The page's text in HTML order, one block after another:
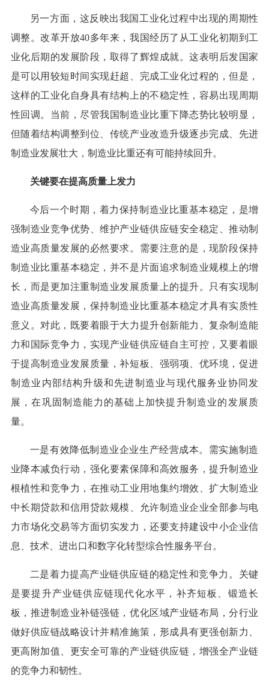
另一方面，这反映出我国工业化过程中出现的周期性
调整。改革开放40多年来，我国经历了从工业化初期到工
业化后期的发展阶段，取得了辉煌成就。这表明后发国家
是可以用较短时间实现赶超、完成工业化过程的，但是，
这样的工业化自身具有结构上的不稳定性，容易出现周期
性回调。当前，尽管我国制造业比重下降态势比较明显，
但随着结构调整到位、传统产业改造升级逐步完成、先进
制造业发展壮大，制造业比重还有可能持续回升。
关键要在提高质量上发力
今后一个时期，着力保持制造业比重基本稳定，是增
强制造业竞争优势、维护产业链供应链安全稳定、推动制
造业高质量发展的必然要求。需要注意的是，现阶段保持
制造业比重基本稳定，并不是片面追求制造业规模上的增
长，而是更加注重制造业发展质量上的提升。只有实现制
造业高质量发展，保持制造业比重基本稳定才具有实质性
意义。对此，既要着眼于大力提升创新能力、复杂制造能
力和国际竞争力，实现产业链供应链自主可控，又要着眼
于提高制造业发展质量，补短板、强弱项、优环境，促进
制造业内部结构升级和先进制造业与现代服务业协同发
展，在巩固制造能力的基础上加快提升制造业的发展质
量。
一是有效降低制造业企业生产经营成本。需实施制造
业降本减负行动，强化要素保障和高效服务，提升制造业
根植性和竞争力，在推动工业用地集约增效、扩大制造业
中长期贷款和信用贷款规模、允许制造业企业全部参与电
力市场化交易等方面切实发力，还要支持建设中小企业信
息、技术、进出口和数字化转型综合性服务平台。
二是着力提高产业链供应链的稳定性和竞争力。关键
是要提升产业链供应链现代化水平，补齐短板、锻造长
板，推进制造业补链强链，优化区域产业链布局，分行业
做好供应链战略设计并精准施策，形成具有更强创新力、
更高附加值、更安全可靠的产业链供应链，增强全产业链
的竞争力和韧性。